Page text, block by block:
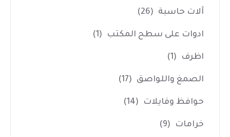
آلات حاسبة (26)
ادوات على سطح المكتب (1)
اظرف (1)
الصمغ واللواصق (17)
حوافظ وفايلات (14)
خرامات (9)